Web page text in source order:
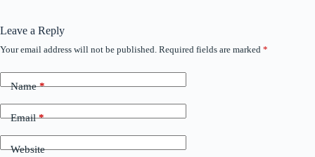
Leave a Reply
Your email address will not be published. Required fields are marked *
Name*
Email*
Website